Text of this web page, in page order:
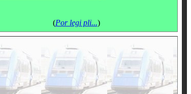
(Por legi pli...)